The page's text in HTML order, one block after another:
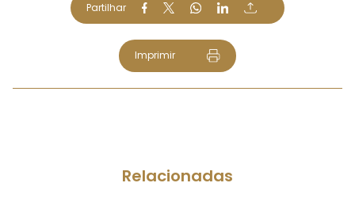
Partilhar
Imprimir
Relacionadas